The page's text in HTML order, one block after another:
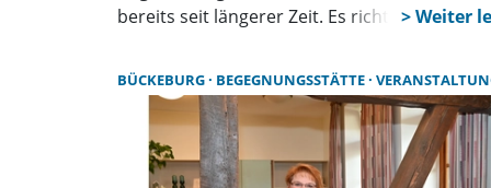
bereits seit längerer Zeit. Es richtet sich an
Beratung sowie Vorträge. Heidelmann
unterstützt bei Fragen rund um Handy und
Tablet und hilft auch bei Computer-
BÜCKEBURG BEGEGNUNGSSTÄTTE